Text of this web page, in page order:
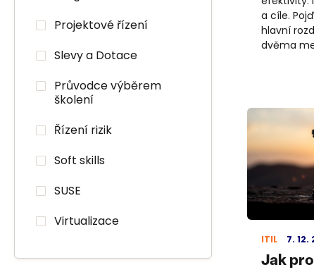
Projektové řízení
Slevy a Dotace
Průvodce výběrem
školení
Řízení rizik
Soft skills
SUSE
Virtualizace
a cíle.
hlavní
dvěma
ITIL 7. 12.
Jak